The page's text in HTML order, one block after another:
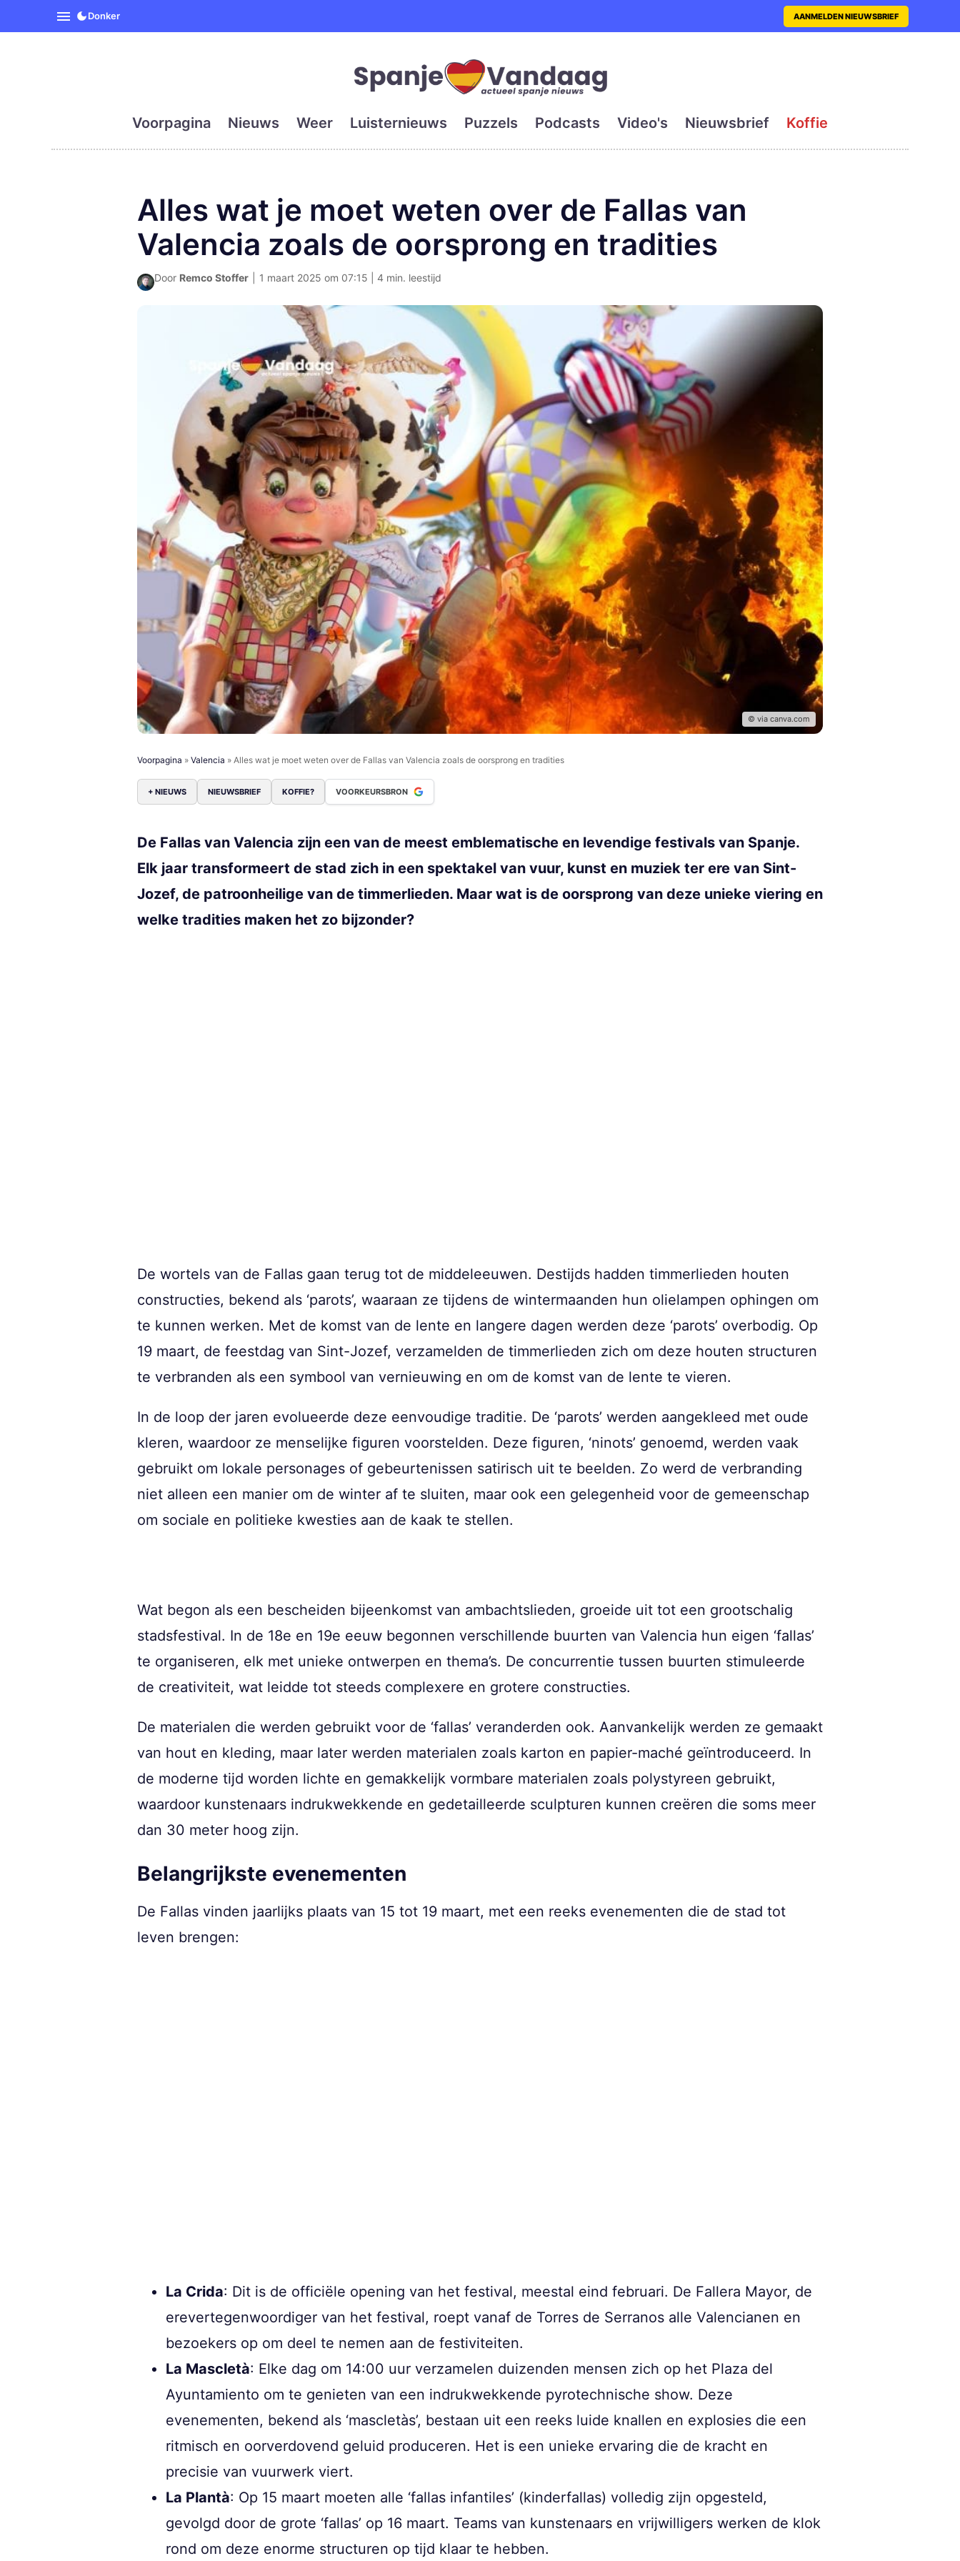
SpanjeVandaag is de eerste en grootste digitale krant met actueel en
Donker AANMELDEN NIEUWSBRIEF
Voorpagina Nieuws Weer Luisternieuws Puzzels Podcasts Video's Nieuwsbrief Koffie
Alles wat je moet weten over de Fallas van
Valencia zoals de oorsprong en tradities
Door Remco Stoffer 1 maart 2025 om 07:15 | 4 min. leestijd
© via canva.com
Voorpagina » Valencia » Alles wat je moet weten over de Fallas van Valencia zoals de oorsprong en tradities
+ NIEUWS NIEUWSBRIEF KOFFIE? VOORKEURSBRON
De Fallas van Valencia zijn een van de meest emblematische en levendige festivals van Spanje.
Elk jaar transformeert de stad zich in een spektakel van vuur, kunst en muziek ter ere van Sint-
Jozef, de patroonheilige van de timmerlieden. Maar wat is de oorsprong van deze unieke viering en
welke tradities maken het zo bijzonder?
De wortels van de Fallas gaan terug tot de middeleeuwen. Destijds hadden timmerlieden houten
constructies, bekend als ‘parots’, waaraan ze tijdens de wintermaanden hun olielampen ophingen om
te kunnen werken. Met de komst van de lente en langere dagen werden deze ‘parots’ overbodig. Op
19 maart, de feestdag van Sint-Jozef, verzamelden de timmerlieden zich om deze houten structuren
te verbranden als een symbool van vernieuwing en om de komst van de lente te vieren.
In de loop der jaren evolueerde deze eenvoudige traditie. De ‘parots’ werden aangekleed met oude
kleren, waardoor ze menselijke figuren voorstelden. Deze figuren, ‘ninots’ genoemd, werden vaak
gebruikt om lokale personages of gebeurtenissen satirisch uit te beelden. Zo werd de verbranding
niet alleen een manier om de winter af te sluiten, maar ook een gelegenheid voor de gemeenschap
om sociale en politieke kwesties aan de kaak te stellen.
Wat begon als een bescheiden bijeenkomst van ambachtslieden, groeide uit tot een grootschalig
stadsfestival. In de 18e en 19e eeuw begonnen verschillende buurten van Valencia hun eigen ‘fallas’
te organiseren, elk met unieke ontwerpen en thema’s. De concurrentie tussen buurten stimuleerde
de creativiteit, wat leidde tot steeds complexere en grotere constructies.
De materialen die werden gebruikt voor de ‘fallas’ veranderden ook. Aanvankelijk werden ze gemaakt
van hout en kleding, maar later werden materialen zoals karton en papier-maché geïntroduceerd. In
de moderne tijd worden lichte en gemakkelijk vormbare materialen zoals polystyreen gebruikt,
waardoor kunstenaars indrukwekkende en gedetailleerde sculpturen kunnen creëren die soms meer
dan 30 meter hoog zijn.
Belangrijkste evenementen
De Fallas vinden jaarlijks plaats van 15 tot 19 maart, met een reeks evenementen die de stad tot
leven brengen:
La Crida: Dit is de officiële opening van het festival, meestal eind februari. De Fallera Mayor, de
erevertegenwoordiger van het festival, roept vanaf de Torres de Serranos alle Valencianen en
bezoekers op om deel te nemen aan de festiviteiten.
La Mascletà: Elke dag om 14:00 uur verzamelen duizenden mensen zich op het Plaza del
Ayuntamiento om te genieten van een indrukwekkende pyrotechnische show. Deze
evenementen, bekend als ‘mascletàs’, bestaan uit een reeks luide knallen en explosies die een
ritmisch en oorverdovend geluid produceren. Het is een unieke ervaring die de kracht en
precisie van vuurwerk viert.
La Plantà: Op 15 maart moeten alle ‘fallas infantiles’ (kinderfallas) volledig zijn opgesteld,
gevolgd door de grote ‘fallas’ op 16 maart. Teams van kunstenaars en vrijwilligers werken de klok
rond om deze enorme structuren op tijd klaar te hebben.